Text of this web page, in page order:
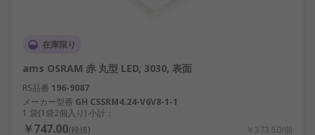
在庫限り
ams OSRAM 赤 丸型 LED, 3030, 表面
RS品番 196-9087
メーカー型番 GH CSSRM4.24-V6V8-1-1
1 袋(1袋2個入り) 小計：
￥747.00(税抜) ￥373.50/個